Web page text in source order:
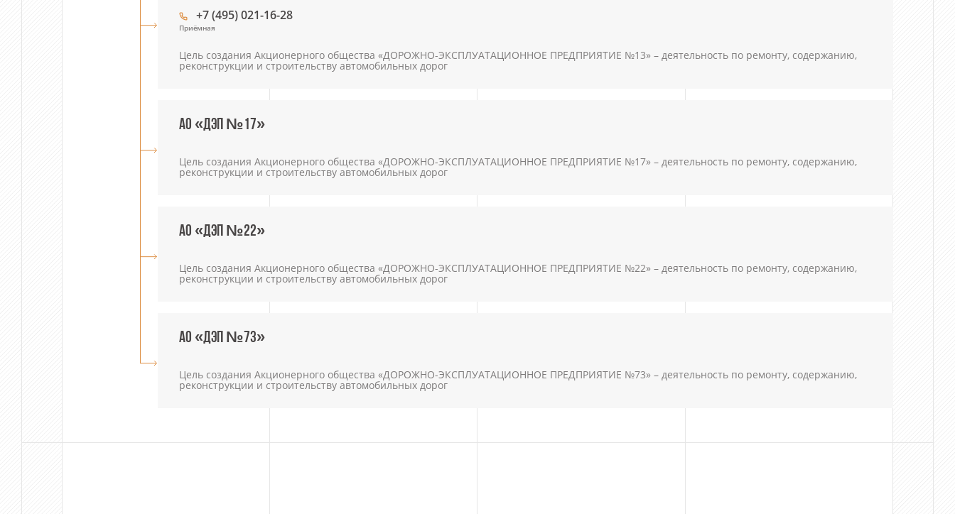
+7 (495) 021-16-28
Приёмная
Цель создания Акционерного общества «ДОРОЖНО-ЭКСПЛУАТАЦИОННОЕ ПРЕДПРИЯТИЕ №13» – деятельность по ремонту, содержанию,
реконструкции и строительству автомобильных дорог
АО «ДЭП №17»
Цель создания Акционерного общества «ДОРОЖНО-ЭКСПЛУАТАЦИОННОЕ ПРЕДПРИЯТИЕ №17» – деятельность по ремонту, содержанию,
реконструкции и строительству автомобильных дорог
АО «ДЭП №22»
Цель создания Акционерного общества «ДОРОЖНО-ЭКСПЛУАТАЦИОННОЕ ПРЕДПРИЯТИЕ №22» – деятельность по ремонту, содержанию,
реконструкции и строительству автомобильных дорог
АО «ДЭП №73»
Цель создания Акционерного общества «ДОРОЖНО-ЭКСПЛУАТАЦИОННОЕ ПРЕДПРИЯТИЕ №73» – деятельность по ремонту, содержанию,
реконструкции и строительству автомобильных дорог